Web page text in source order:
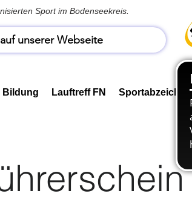
Sport im Bodenseekreis.
unserer Webseite
Bildung Lauftreff FN Sportabzeichen